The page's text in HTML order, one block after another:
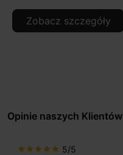
Zobacz szczegóły
Opinie naszych Klientów
star star star star star 5/5